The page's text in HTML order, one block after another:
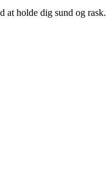
at holde dig sund og rask.